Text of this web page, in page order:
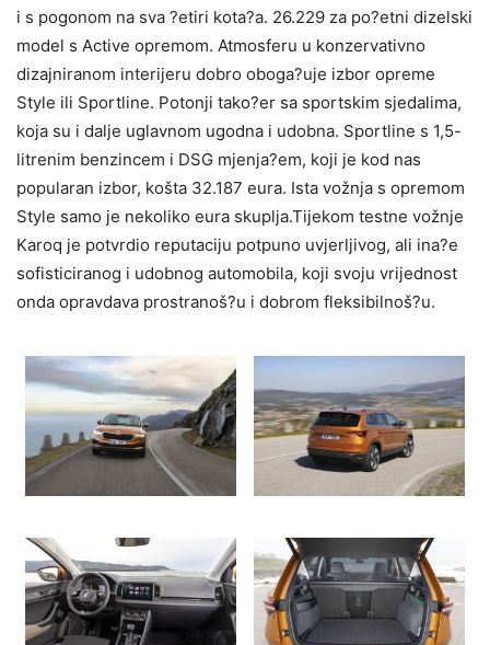
i s pogonom na sva ?etiri kota?a. 26.229 za po?etni dizelski
model s Active opremom. Atmosferu u konzervativno
dizajniranom interijeru dobro oboga?uje izbor opreme
Style ili Sportline. Potonji tako?er sa sportskim sjedalima,
koja su i dalje uglavnom ugodna i udobna. Sportline s 1,5-
litrenim benzincem i DSG mjenja?em, koji je kod nas
popularan izbor, košta 32.187 eura. Ista vožnja s opremom
Style samo je nekoliko eura skuplja.Tijekom testne vožnje
Karoq je potvrdio reputaciju potpuno uvjerljivog, ali ina?e
sofisticiranog i udobnog automobila, koji svoju vrijednost
onda opravdava prostranoš?u i dobrom fleksibilnoš?u.